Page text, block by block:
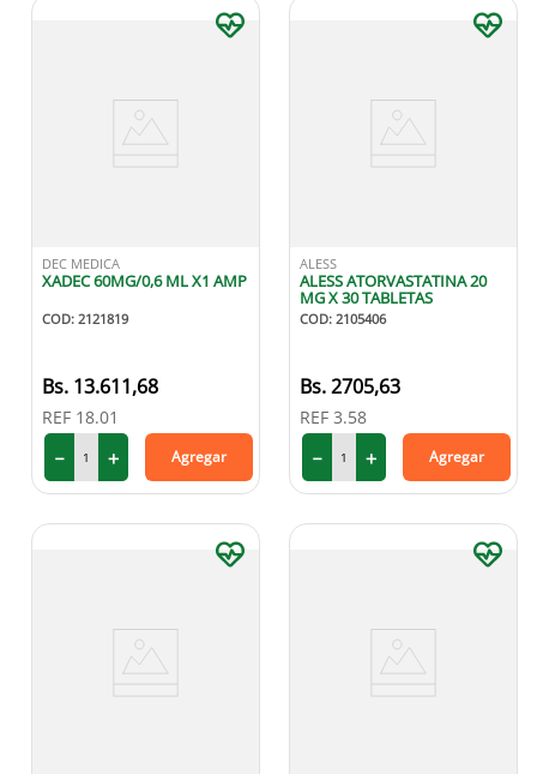
DEC MEDICA
XADEC 60MG/0,6 ML X1 AMP
COD: 2121819
13.611,68
REF 18.01
＋
－ Agregar
ALESS
ALESS ATORVASTATINA 20
MG X 30 TABLETAS
COD: 2105406
2705,63
REF 3.58
＋
－ Agregar